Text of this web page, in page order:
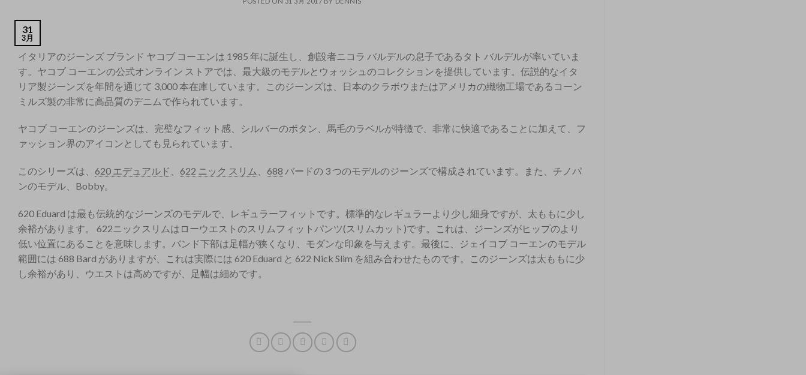
31
3月
イタリアのジーンズ ブランド ヤコブ コーエンは 1985 年に誕生し、創設者ニコラ バルデルの息子であるタト バルデルが率いていま
す。ヤコブ コーエンの公式オンライン ストアでは、最大級のモデルとウォッシュのコレクションを提供しています。伝説的なイタ
リア製ジーンズを年間を通じて 3,000 本在庫しています。このジーンズは、日本のクラボウまたはアメリカの織物工場であるコーン
ミルズ製の非常に高品質のデニムで作られています。
ヤコブ コーエンのジーンズは、完璧なフィット感、シルバーのボタン、馬毛のラベルが特徴で、非常に快適であることに加えて、フ
ァッション界のアイコンとしても見られています。
このシリーズは、 620 エデュアルド 622 ニック スリム 688 バードの 3 つのモデルのジーンズで構成されています。また、チノパ
ンのモデル、Bobby。
620 Eduard は最も伝統的なジーンズのモデルで、レギュラーフィットです。標準的なレギュラーより少し細身ですが、太ももに少し
余裕があります。 622ニックスリムはローウエストのスリムフィットパンツ(スリムカット)です。これは、ジーンズがヒップのより
低い位置にあることを意味します。バンド下部は足幅が狭くなり、モダンな印象を与えます。最後に、ジェイコブ コーエンのモデル
範囲には 688 Bard がありますが、これは実際には 620 Eduard と 622 Nick Slim を組み合わせたものです。このジーンズは太ももに少
し余裕があり、ウエストは高めですが、足幅は細めです。